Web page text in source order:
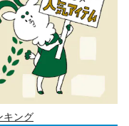
キング